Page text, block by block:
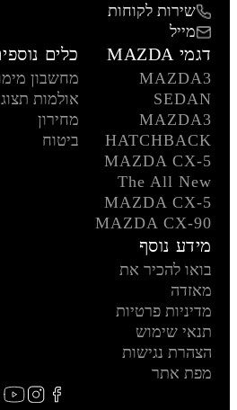
שירות לקוחות
מייל
דגמי MAZDA
MAZDA3
SEDAN
MAZDA3
HATCHBACK
MAZDA CX-5
The All New
MAZDA CX-5
MAZDA CX-90
כלים נוספים
מחשבון מימון
אולמות תצוגה
מחירון
ביטוח
מידע נוסף
בואו להכיר את
מאזדה
מדיניות פרטיות
תנאי שימוש
הצהרת נגישות
מפת אתר